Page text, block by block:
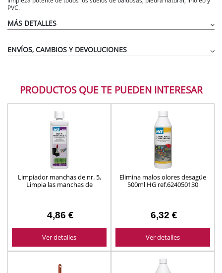
PVC.
MÁS DETALLES
La suciedad se elimina de forma óptima y se recoge en el paño
Es posible lavar a máquina a 60 °C.
ENVÍOS, CAMBIOS Y DEVOLUCIONES
PRODUCTOS QUE TE PUEDEN INTERESAR
Limpiador manchas de nr. 5,
Limpia las manchas de
4,86 €
Ver detalles
Elimina malos olores desagüe
500ml HG ref.624050130
6,32 €
Ver detalles